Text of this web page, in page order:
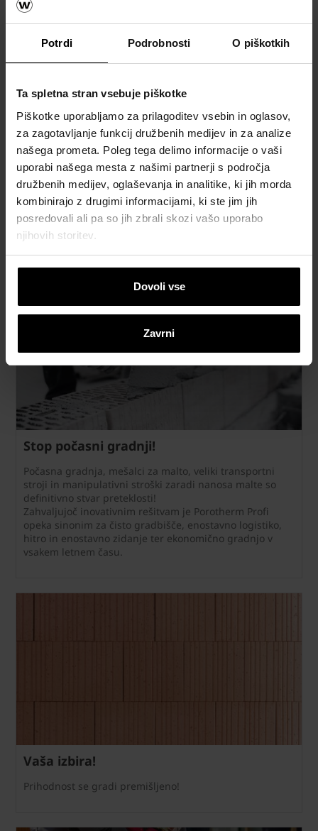
Potrdi Podrobnosti O piškotkih
Ta spletna stran vsebuje piškotke
Piškotke uporabljamo za prilagoditev vsebin in oglasov,
za zagotavljanje funkcij družbenih medijev in za analize
našega prometa. Poleg tega delimo informacije o vaši
uporabi našega mesta z našimi partnerji s področja
družbenih medijev, oglaševanja in analitike, ki jih morda
kombinirajo z drugimi informacijami, ki ste jim jih
posredovali ali pa so jih zbrali skozi vašo uporabo
njihovih storitev.
Dovoli vse
Zavrni
Navodila za gradnjo z IZO Profi opeko
Seznanite se, kako hitro in enostavno, a pravilno
graditi z IZO Profi opeko.
Povezane vsebine
Stop počasni gradnji!
Počasna gradnja, mešalci za malto, veliki transportni
stroji in manipulativni stroški zaradi nanosa malte so
definitivno stvar preteklosti!
Zahvaljujoč inovativnim rešitvam je Porotherm Profi
opeka sinonim za čisto gradbišče, enostavno logistiko,
hitro in enostavno zidanje ter ekonomično gradnjo v
vsakem letnem času.
Vaša izbira!
Prihodnost se gradi premišljeno!